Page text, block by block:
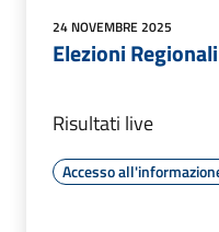
24 NOVEMBRE 2025
Elezioni
Risultati live
Accesso